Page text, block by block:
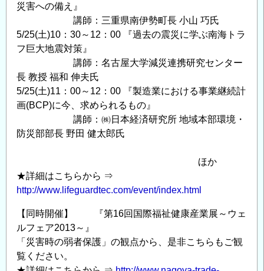
災害への備え』
講師：三重県南伊勢町長 小山 巧氏
5/25(土)10：30～12：00 『過去の震災に学ぶ南海トラ
フ巨大地震対策』
講師：名古屋大学減災連携研究センター
長 教授 福和 伸夫氏
5/25(土)11：00～12：00 『製造業における事業継続計
画(BCP)に今、求められるもの』
講師：㈱日本経済研究所 地域本部環境・
防災部部長 野田 健太郎氏
ほか
★詳細はこちらから ⇒
http://www.lifeguardtec.com/event/index.html
【同時開催】 『第16回国際福祉健康産業展～ウェ
ルフェア2013～』
「災害時の弱者保護」の観点から、是非こちらもご観
覧ください。